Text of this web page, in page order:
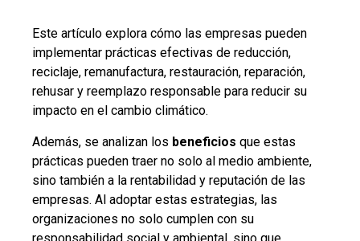
Este artículo explora cómo las empresas pueden
implementar prácticas efectivas de reducción,
reciclaje, remanufactura, restauración, reparación,
rehusar y reemplazo responsable para reducir su
impacto en el cambio climático.
Además, se analizan los beneficios que estas
prácticas pueden traer no solo al medio ambiente,
sino también a la rentabilidad y reputación de las
empresas. Al adoptar estas estrategias, las
organizaciones no solo cumplen con su